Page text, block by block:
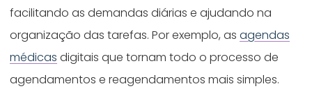
facilitando as demandas diárias e ajudando na
organização das tarefas. Por exemplo, asagendas
médicas digitais que tornam todo o processo de
agendamentos e reagendamentos mais simples.